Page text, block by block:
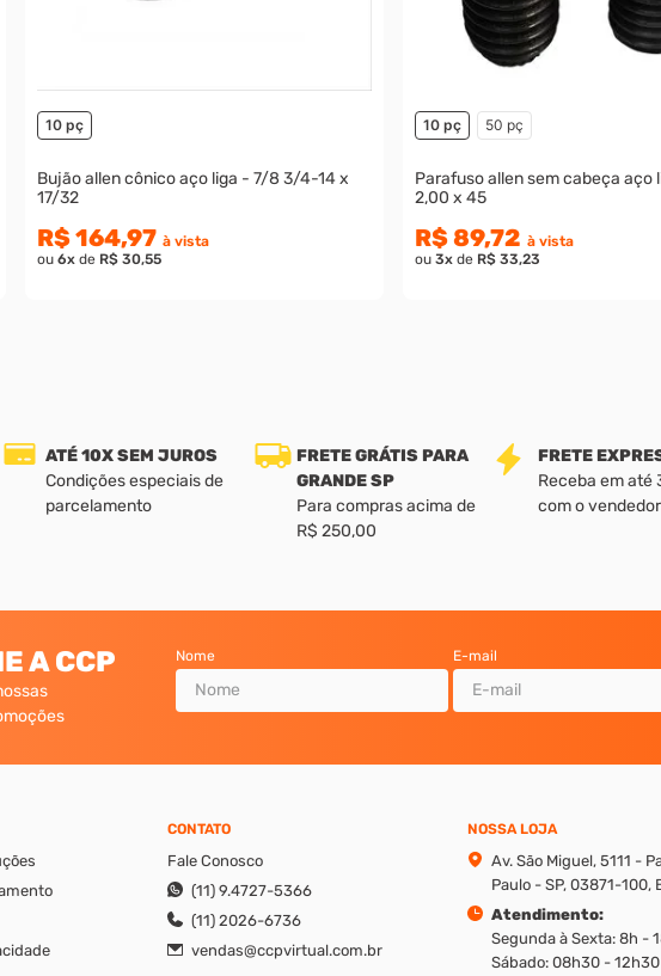
10 pç
Bujão allen cônico aço liga - 7/8 3/4-14 x
17/32
R$ 164,97 à vista
ou 6xde R$ 30,55
10 pç 50 pç
Parafuso allen sem cabeça aço
2,00 x 45
R$ 89,72 à vista
ou 3xde R$ 33,23
ATÉ 10X SEM JUROS
Condições especiais de
parcelamento
FRETE GRÁTIS PARA
GRANDE SP
Para compras acima de
R$ 250,00
FRETE
Receba em até
com o vendedor
A CCP Nome E-mail
CONTATO
Fale Conosco
(11) 9.4727-5366
(11) 2026-6736
vendas@ccpvirtual.com.br
NOSSA LOJA
Av. São Miguel, 5111 -
Paulo - SP, 03871-100,
Atendimento:
Segunda à Sexta: 8h -
Sábado: 08h30 - 12h30